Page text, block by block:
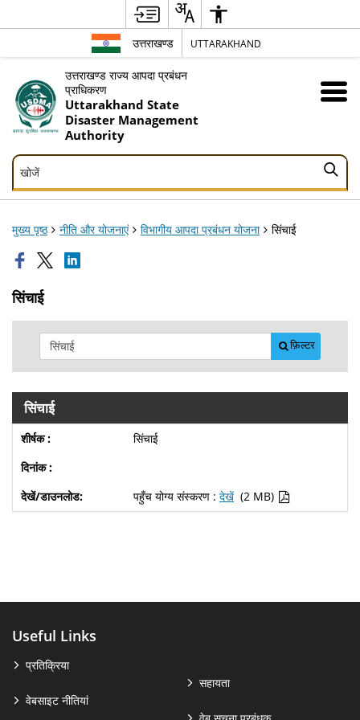
उत्तराखण्ड UTTARAKHAND
उत्तराखण्ड राज्य आपदा प्रबंधन
प्राधिकरण
Uttarakhand State
Disaster Management
Authority
खोजें
खोजें
मुख्य पृष्ठ नीति और योजनाएं विभागीय आपदा प्रबंधन योजना सिंचाई
सिंचाई
फ़िल्टर
सिंचाई
सिंचाई
पहुँच योग्य संस्करण : देखें (2 MB)
Useful Links
प्रतिक्रिया
वेबसाइट नीतियां
सहायता